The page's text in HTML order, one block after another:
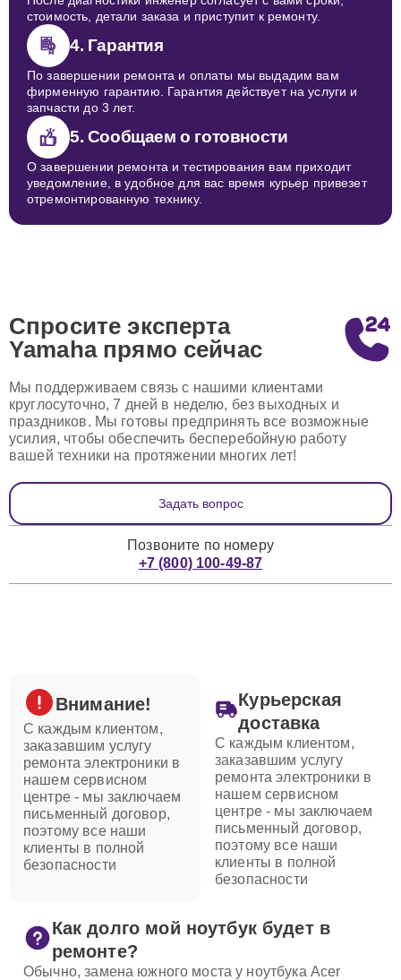
стоимость, детали заказа и приступит к ремонту.
4. Гарантия
По завершении ремонта и оплаты мы выдадим вам
фирменную гарантию. Гарантия действует на услуги и
запчасти до 3 лет.
5. Сообщаем о готовности
О завершении ремонта и тестирования вам приходит
уведомление, в удобное для вас время курьер привезет
отремонтированную технику.
Спросите эксперта
Yamaha прямо сейчас
Мы поддерживаем связь с нашими клиентами
круглосуточно, 7 дней в неделю, без выходных и
праздников. Мы готовы предпринять все возможные
усилия, чтобы обеспечить бесперебойную работу
вашей техники на протяжении многих лет!
Задать вопрос
Позвоните по номеру
+7 (800) 100-49-87
Внимание!
С каждым клиентом,
заказавшим услугу
ремонта электроники в
нашем сервисном
центре - мы заключаем
письменный договор,
поэтому все наши
клиенты в полной
безопасности
Курьерская
доставка
С каждым клиентом,
заказавшим услугу
ремонта электроники в
нашем сервисном
центре - мы заключаем
письменный договор,
поэтому все наши
клиенты в полной
безопасности
Как долго мой ноутбук будет в
ремонте?
Обычно, замена южного моста у ноутбука Acer